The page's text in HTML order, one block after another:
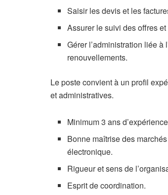
Saisir les devis et les
Assurer le suivi des offres
Gérer l’administration liée
renouvellements.
Le poste convient à un profil
et administratives.
Minimum 3 ans
Bonne maîtrise des
électronique.
Rigueur et sens de
Esprit de coordination.